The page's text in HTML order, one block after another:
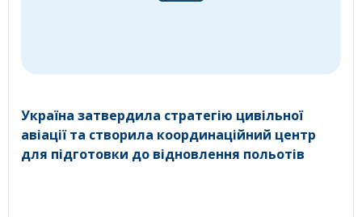
Україна затвердила стратегію цивільної
авіації та створила координаційний центр
для підготовки до відновлення польотів